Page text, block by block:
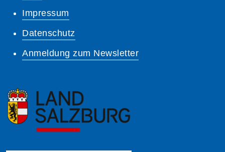
Impressum
Datenschutz
Anmeldung zum Newsletter